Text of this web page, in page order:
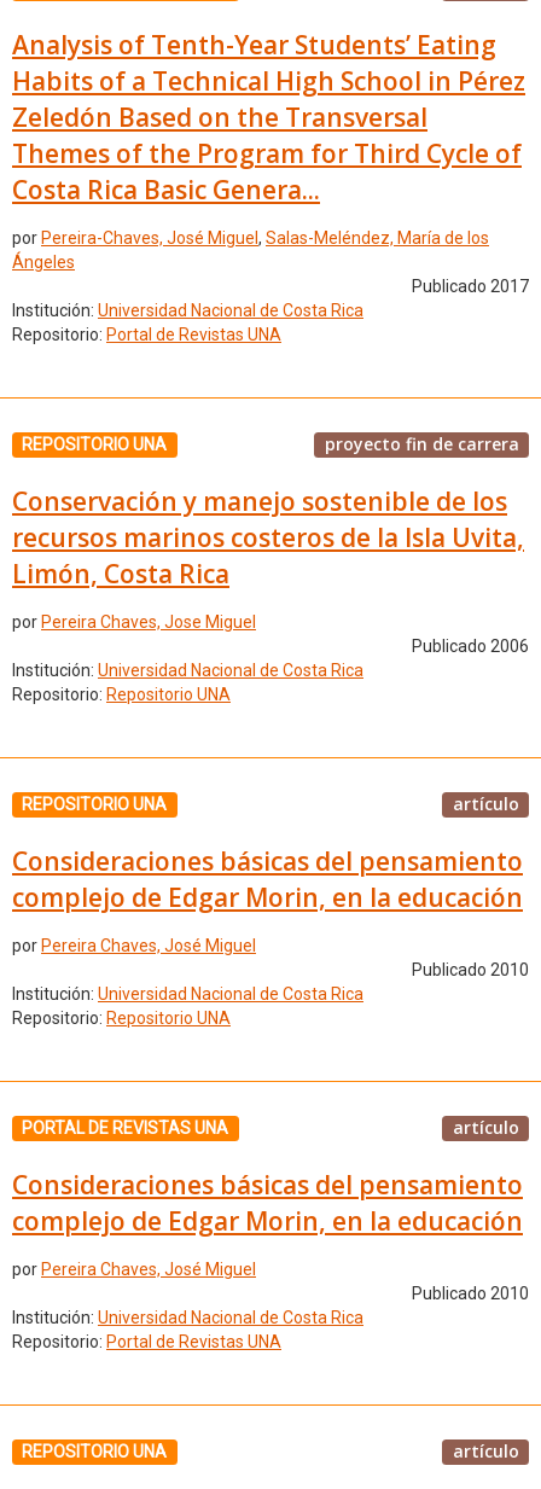
Analysis of Tenth-Year Students’ Eating
Habits of a Technical High School in Pérez
Zeledón Based on the Transversal
Themes of the Program for Third Cycle of
Costa Rica Basic Genera...
por Pereira-Chaves, José Miguel , Salas-Meléndez, María de los
Ángeles
Publicado 2017
Institución: Universidad Nacional de Costa Rica
Repositorio: Portal de Revistas UNA
REPOSITORIO UNA proyecto fin de carrera
Conservación y manejo sostenible de los
recursos marinos costeros de la Isla Uvita,
Limón, Costa Rica
por Pereira Chaves, Jose Miguel
Publicado 2006
Institución: Universidad Nacional de Costa Rica
Repositorio: Repositorio UNA
REPOSITORIO UNA artículo
Consideraciones básicas del pensamiento
complejo de Edgar Morin, en la educación
por Pereira Chaves, José Miguel
Publicado 2010
Institución: Universidad Nacional de Costa Rica
Repositorio: Repositorio UNA
PORTAL DE REVISTAS UNA artículo
Consideraciones básicas del pensamiento
complejo de Edgar Morin, en la educación
por Pereira Chaves, José Miguel
Publicado 2010
Institución: Universidad Nacional de Costa Rica
Repositorio: Portal de Revistas UNA
REPOSITORIO UNA artículo